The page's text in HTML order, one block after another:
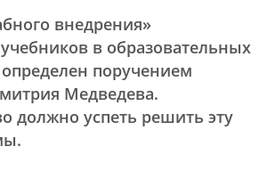
внедрения»
в образовательных
поручением
Медведева.
должно успеть решить эту